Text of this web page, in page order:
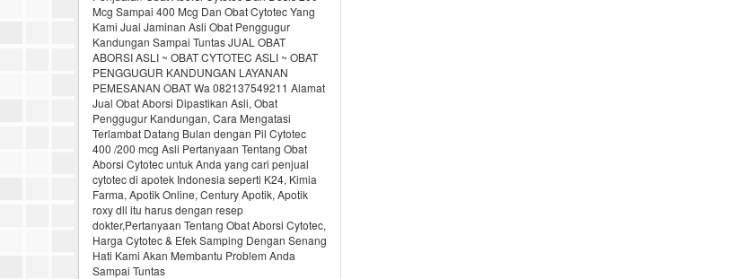
Mcg Sampai 400 Mcg Dan Obat Cytotec Yang
Kami Jual Jaminan Asli Obat Penggugur
Kandungan Sampai Tuntas JUAL OBAT
ABORSI ASLI ~ OBAT CYTOTEC ASLI ~ OBAT
PENGGUGUR KANDUNGAN LAYANAN
PEMESANAN OBAT Wa 082137549211 Alamat
Jual Obat Aborsi Dipastikan Asli, Obat
Penggugur Kandungan, Cara Mengatasi
Terlambat Datang Bulan dengan Pil Cytotec
400 /200 mcg Asli Pertanyaan Tentang Obat
Aborsi Cytotec untuk Anda yang cari penjual
cytotec di apotek Indonesia seperti K24, Kimia
Farma, Apotik Online, Century Apotik, Apotik
roxy dll itu harus dengan resep
dokter,Pertanyaan Tentang Obat Aborsi Cytotec,
Harga Cytotec & Efek Samping Dengan Senang
Hati Kami Akan Membantu Problem Anda
Sampai Tuntas